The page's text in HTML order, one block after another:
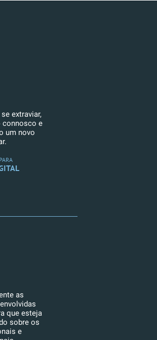
extraviar,
connosco e
um novo
as
que esteja
sobre os
e